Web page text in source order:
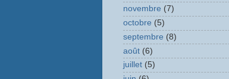
novembre (7)
octobre (5)
septembre (8)
août (6)
juillet (5)